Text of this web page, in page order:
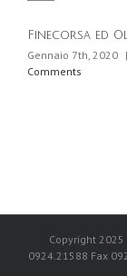
Finecorsa ed
Gennaio 7th, 2020 |
Comments
Copyright 2025
0924.21588 Fax